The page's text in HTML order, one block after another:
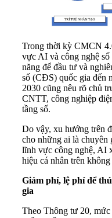
Trong thời kỳ CMCN
vực AI và công nghệ
năng để đầu tư và
số (CĐS) quốc gia đến
2030 cũng nêu rõ chủ
CNTT, công nghiệp
tầng số.
Do vậy, xu hướng trên
cho những ai là chuyên
lĩnh vực công nghệ, AI
hiệu cá nhân trên
Giảm phí, lệ phí để
gia
Theo Thông tư 20, mức